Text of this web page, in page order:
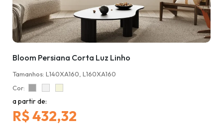
Bloom Persiana Corta Luz Linho
Tamanhos: L140XA160, L160XA160
Cor:
a partir de:
R$ 432,32